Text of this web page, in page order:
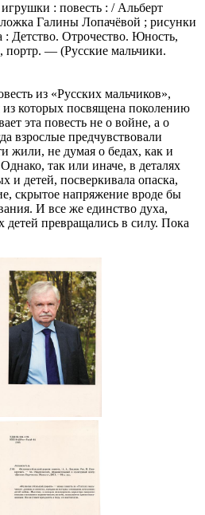
: повесть : / Альберт
Галины Лопачёвой ; рисунки
Детство. Отрочество. Юность,
— (Русские мальчики.
из «Русских мальчиков»,
из которых посвящена поколению
эта повесть не о войне, а о
взрослые предчувствовали
жили, не думая о бедах, как и
так или иначе, в деталях
и детей, посверкивала опаска,
скрытое напряжение вроде бы
И все же единство духа,
детей превращались в силу. Пока